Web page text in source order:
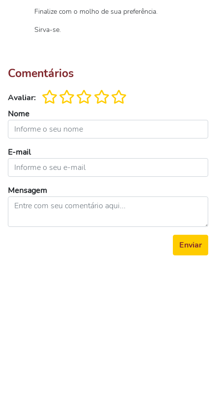
Finalize com o molho de sua preferência.
Sirva-se.
Comentários
Avaliar:
Nome
E-mail
Mensagem
Enviar